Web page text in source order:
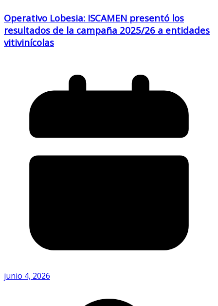
Operativo Lobesia: ISCAMEN presentó los
resultados de la campaña 2025/26 a entidades
vitivinícolas
junio 4, 2026